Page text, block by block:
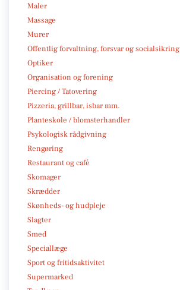
Maler
Massage
Murer
Offentlig forvaltning, forsvar og socialsikring
Optiker
Organisation og forening
Piercing / Tatovering
Pizzeria, grillbar, isbar mm.
Planteskole / blomsterhandler
Psykologisk rådgivning
Rengøring
Restaurant og café
Skomager
Skrædder
Skønheds- og hudpleje
Slagter
Smed
Speciallæge
Sport og fritidsaktivitet
Supermarked